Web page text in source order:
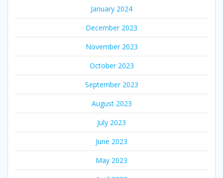
January 2024
December 2023
November 2023
October 2023
September 2023
August 2023
July 2023
June 2023
May 2023